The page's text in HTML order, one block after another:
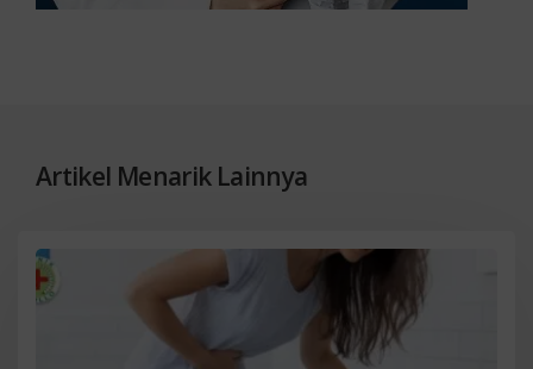
Artikel Menarik Lainnya